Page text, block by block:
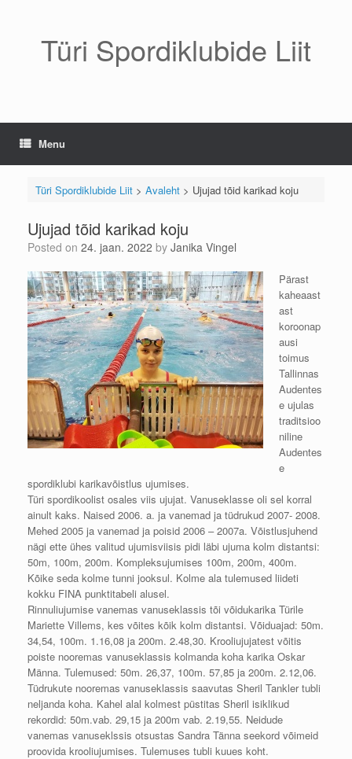
Türi Spordiklubide Liit
Menu
Türi Spordiklubide Liit> Avaleht> Ujujad tõid karikad koju
Ujujad tõid karikad koju
Posted on 24. jaan. 2022 by Janika Vingel
Pärast
kaheaast
ast
koroonap
ausi
toimus
Tallinnas
Audentes
e ujulas
traditsioo
niline
Audentes
e
spordiklubi karikavõistlus ujumises.
Türi spordikoolist osales viis ujujat. Vanuseklasse oli sel korral
ainult kaks. Naised 2006. a. ja vanemad ja tüdrukud 2007- 2008.
Mehed 2005 ja vanemad ja poisid 2006 – 2007a. Võistlusjuhend
nägi ette ühes valitud ujumisviisis pidi läbi ujuma kolm distantsi:
50m, 100m, 200m. Kompleksujumises 100m, 200m, 400m.
Kõike seda kolme tunni jooksul. Kolme ala tulemused liideti
kokku FINA punktitabeli alusel.
Rinnuliujumise vanemas vanuseklassis tõi võidukarika Türile
Mariette Villems, kes võites kõik kolm distantsi. Võiduajad: 50m.
34,54, 100m. 1.16,08 ja 200m. 2.48,30. Krooliujujatest võitis
poiste nooremas vanuseklassis kolmanda koha karika Oskar
Männa. Tulemused: 50m. 26,37, 100m. 57,85 ja 200m. 2.12,06.
Tüdrukute nooremas vanuseklassis saavutas Sheril Tankler tubli
neljanda koha. Kahel alal kolmest püstitas Sheril isiklikud
rekordid: 50m.vab. 29,15 ja 200m vab. 2.19,55. Neidude
vanemas vanuseklssis otsustas Sandra Tänna seekord võimeid
proovida krooliujumises. Tulemuses tubli kuues koht.